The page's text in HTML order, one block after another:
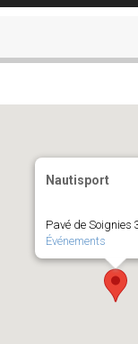
Nautisport
Pavé de Soignies
Événements